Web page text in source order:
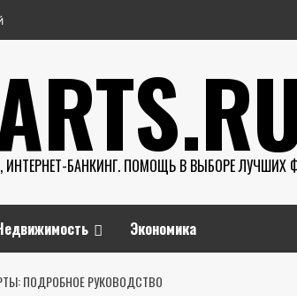
БАНКИНГ. ПОМОЩЬ В ВЫБОРЕ ЛУЧШИХ
Экономика
ПОДРОБНОЕ РУКОВОДСТВО